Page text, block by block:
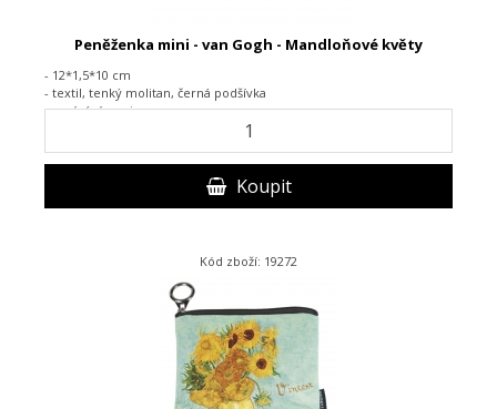
Peněženka mini - van Gogh - Mandloňové květy
- 12*1,5*10 cm
- textil, tenký molitan, černá podšívka
-zapínání na zip
Koupit
Kód zboží: 19272